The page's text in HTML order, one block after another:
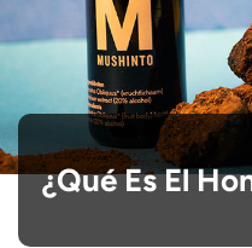
¿Qué Es El